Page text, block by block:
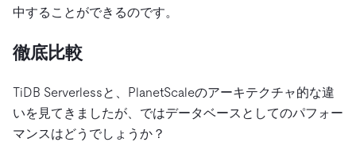
中することができるのです。
徹底比較
TiDB Serverlessと、PlanetScaleのアーキテクチャ的な違
いを見てきましたが、ではデータベースとしてのパフォー
マンスはどうでしょうか？